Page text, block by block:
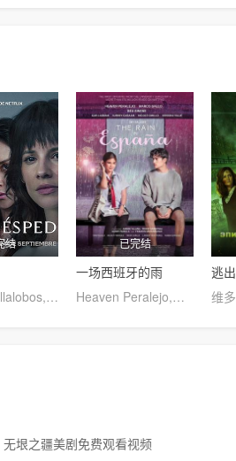
结
Carmen Villalobos,Laura Londoño,Jason Day,Víctor Mallarino,胡安·费尔南多·桑切斯
已完结
一场西班牙的雨
Heaven Peralejo,马可·加洛,Bea Binene
逃
垠之疆美剧免费观看视频